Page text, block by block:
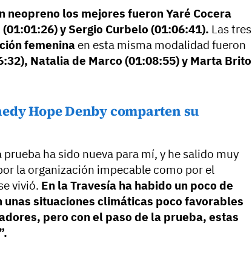
neopreno los mejores fueron Yaré Cocera
y Sergio Curbelo (01:06:41). Las tres
femenina en esta misma modalidad fueron
Natalia de Marco (01:08:55) y Marta Brito
Hope Denby comparten su
prueba ha sido nueva para mí, y he salido muy
la organización impecable como por el
vivió. En la Travesía ha habido un poco de
unas situaciones climáticas poco favorables
pero con el paso de la prueba, estas